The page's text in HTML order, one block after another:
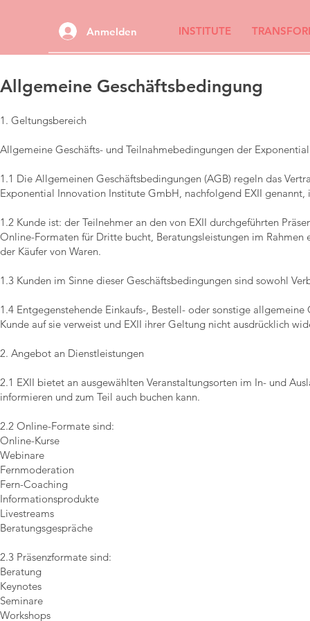
INSTITUTE
Anmelden
Allgemeine Geschäftsbedingung
1. Geltungsbereich
Allgemeine Geschäfts- und Teilnahmebedingungen der
1.1 Die Allgemeinen Geschäftsbedingungen (AGB) regeln das
Exponential Innovation Institute GmbH, nachfolgend EXII
1.2 Kunde ist: der Teilnehmer an den von EXII durchgeführten
Online-Formaten für Dritte bucht, Beratungsleistungen im
der Käufer von Waren.
1.3 Kunden im Sinne dieser Geschäftsbedingungen sind sowohl
1.4 Entgegenstehende Einkaufs-, Bestell- oder sonstige
Kunde auf sie verweist und EXII ihrer Geltung nicht ausdrücklich
2. Angebot an Dienstleistungen
2.1 EXII bietet an ausgewählten Veranstaltungsorten im In- und
informieren und zum Teil auch buchen kann.
2.2 Online-Formate sind:
Online-Kurse
Webinare
Fernmoderation
Fern-Coaching
Informationsprodukte
Livestreams
Beratungsgespräche
2.3 Präsenzformate sind:
Beratung
Keynotes
Seminare
Workshops